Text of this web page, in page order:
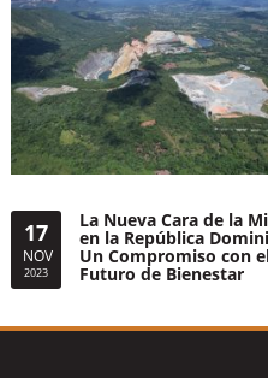
17
NOV
2023
La Nueva Cara de la
en la República
Un Compromiso con
Futuro de Bienestar